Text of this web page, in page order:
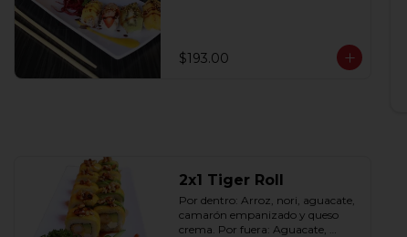
$193.00
2x1 Tiger Roll
Por dentro: Arroz, nori, aguacate,
camarón empanizado y queso
crema. Por fuera: Aguacate,